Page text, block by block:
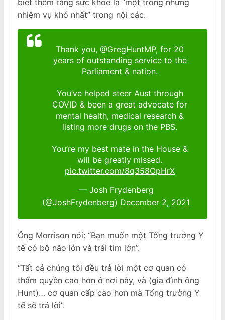
biết thêm rằng sức khỏe là “một trong những
nhiệm vụ khó nhất” trong nội các.
Thank you,@GregHuntMP, for 20
years of outstanding service to the
Parliament & nation.
You’ve helped steer Aust through
COVID & been a great advocate for
mental health, medical research &
listing more drugs on the PBS.
You’re my best mate in the House &
will be greatly missed.
pic.twitter.com/8q358OpHrX
— Josh Frydenberg
(@JoshFrydenberg) December 2, 2021
Ông Morrison nói: “Bạn muốn một Tổng trưởng Y
tế có bộ não lớn và trái tim lớn”.
“Tất cả chúng tôi đều trả lời một cơ quan có
thẩm quyền cao hơn ở nơi này, và (gia đình ông
Hunt)… cơ quan cấp cao hơn mà Tổng trưởng Y
tế sẽ trả lời”.